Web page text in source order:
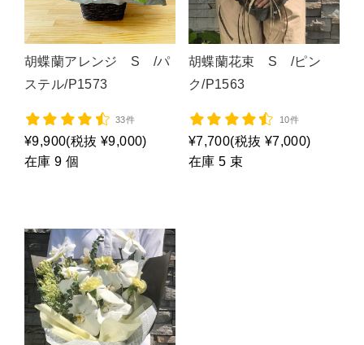
胡蝶蘭アレンジ S /パ
ステル/P1573
33件
¥9,900(税抜 ¥9,000)
在庫 9 個
胡蝶蘭花束 S /ピン
ク/P1563
10件
¥7,700(税抜 ¥7,000)
在庫 5 束